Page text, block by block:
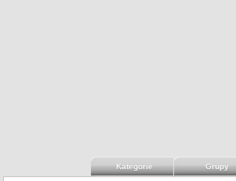
Kategorie Grupy